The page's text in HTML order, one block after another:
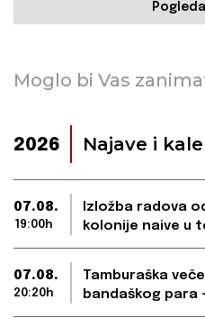
Moglo bi Vas
2026 Najave i
07.08.
19:00h
Izložba radova
kolonije naive u
07.08.
20:20h
Tamburaška
bandaškog para